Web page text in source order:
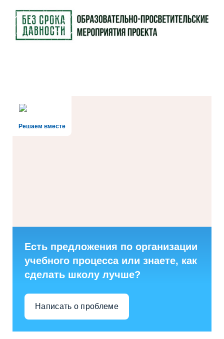
Решаем вместе
Есть предложения по организации
учебного процесса или знаете, как
сделать школу лучше?
Написать о проблеме